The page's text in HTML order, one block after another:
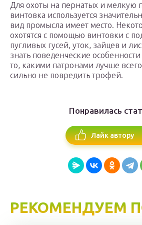
Для охоты на пернатых и мелкую
винтовка используется
вид промысла имеет место.
охотятся с помощью винтовки с
пугливых гусей, уток, зайцев и
знать поведенческие
то, какими патронами лучше
сильно не повредить трофей.
Понравилась
Лайк автору
РЕКОМЕНДУЕМ